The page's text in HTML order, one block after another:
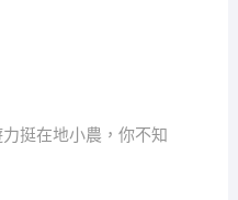
挺在地小農，你不知